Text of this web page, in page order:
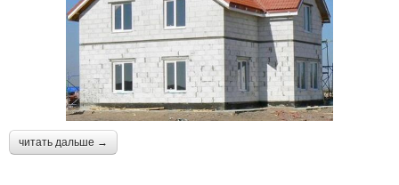
читать дальше →